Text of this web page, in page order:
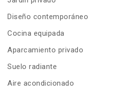
Diseño contemporáneo
Cocina equipada
Aparcamiento privado
Suelo radiante
Aire acondicionado